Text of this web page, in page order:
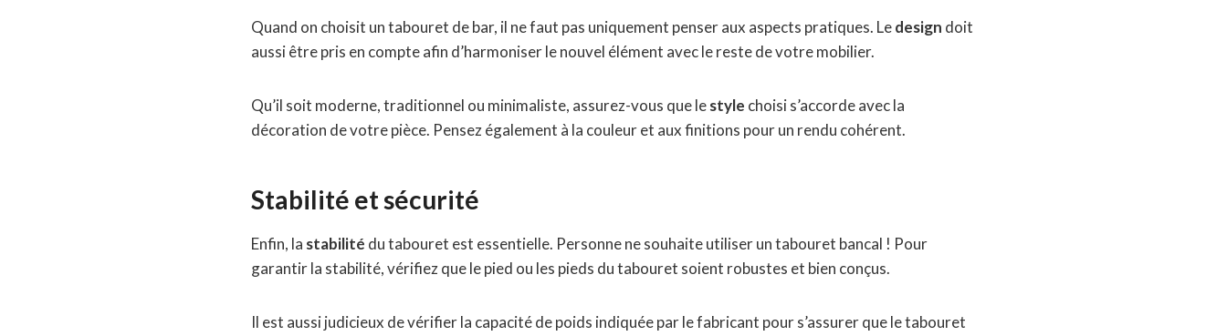
Quand on choisit un tabouret de bar, il ne faut pas uniquement penser aux aspects pratiques. Ledesign doit
aussi être pris en compte afin d’harmoniser le nouvel élément avec le reste de votre mobilier.
Qu’il soit moderne, traditionnel ou minimaliste, assurez-vous que lestyle choisi s’accorde avec la
décoration de votre pièce. Pensez également à la couleur et aux finitions pour un rendu cohérent.
Stabilité et sécurité
Enfin, la stabilité du tabouret est essentielle. Personne ne souhaite utiliser un tabouret bancal ! Pour
garantir la stabilité, vérifiez que le pied ou les pieds du tabouret soient robustes et bien conçus.
Il est aussi judicieux de vérifier la capacité de poids indiquée par le fabricant pour s’assurer que le tabouret